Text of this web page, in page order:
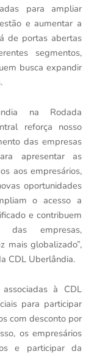
para ampliar
e aumentar a
de portas abertas
segmentos,
busca expandir
na Rodada
reforça nosso
das empresas
apresentar as
aos empresários,
oportunidades
o acesso a
e contribuem
das empresas,
mais globalizado”,
CDL Uberlândia.
à CDL
para participar
com desconto por
os empresários
e participar da